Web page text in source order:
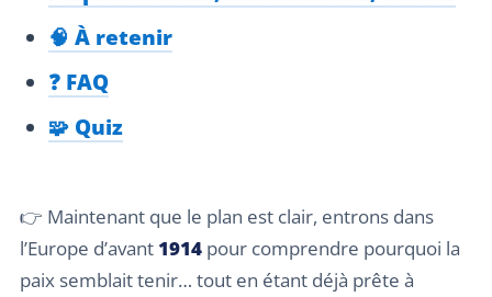
🧠 À retenir
❓ FAQ
🧩 Quiz
👉 Maintenant que le plan est clair, entrons dans
l’Europe d’avant 1914 pour comprendre pourquoi la
paix semblait tenir… tout en étant déjà prête à